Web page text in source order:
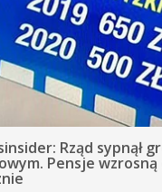
Rząd sypnął
Pensje wzrosną